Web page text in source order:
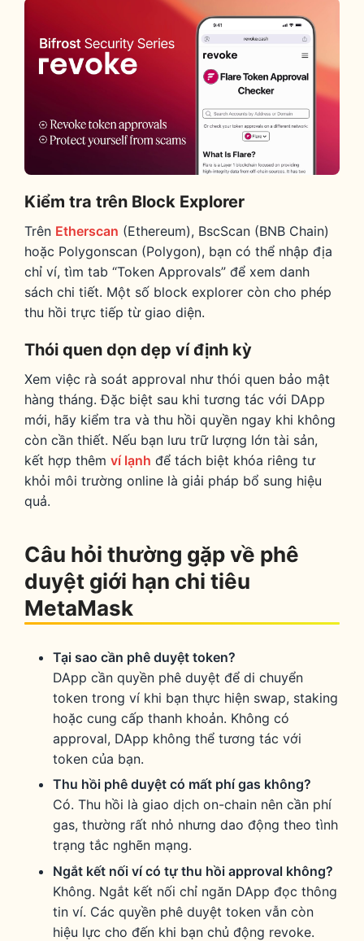
Kiểm tra trên Block Explorer
Trên Etherscan (Ethereum), BscScan (BNB Chain)
hoặc Polygonscan (Polygon), bạn có thể nhập địa
chỉ ví, tìm tab “Token Approvals” để xem danh
sách chi tiết. Một số block explorer còn cho phép
thu hồi trực tiếp từ giao diện.
Thói quen dọn dẹp ví định kỳ
Xem việc rà soát approval như thói quen bảo mật
hàng tháng. Đặc biệt sau khi tương tác với DApp
mới, hãy kiểm tra và thu hồi quyền ngay khi không
còn cần thiết. Nếu bạn lưu trữ lượng lớn tài sản,
kết hợp thêm ví lạnh để tách biệt khóa riêng tư
khỏi môi trường online là giải pháp bổ sung hiệu
quả.
Câu hỏi thường gặp về phê
duyệt giới hạn chi tiêu
MetaMask
Tại sao cần phê duyệt token?
DApp cần quyền phê duyệt để di chuyển
token trong ví khi bạn thực hiện swap, staking
hoặc cung cấp thanh khoản. Không có
approval, DApp không thể tương tác với
token của bạn.
Thu hồi phê duyệt có mất phí gas không?
Có. Thu hồi là giao dịch on-chain nên cần phí
gas, thường rất nhỏ nhưng dao động theo tình
trạng tắc nghẽn mạng.
Ngắt kết nối ví có tự thu hồi approval không?
Không. Ngắt kết nối chỉ ngăn DApp đọc thông
tin ví. Các quyền phê duyệt token vẫn còn
hiệu lực cho đến khi bạn chủ động revoke.